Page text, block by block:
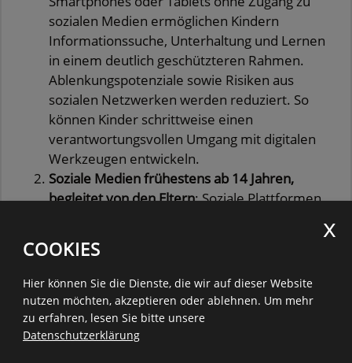
sozialen Medien ermöglichen Kindern
Informationssuche, Unterhaltung und Lernen
in einem deutlich geschützteren Rahmen.
Ablenkungspotenziale sowie Risiken aus
sozialen Netzwerken werden reduziert. So
können Kinder schrittweise einen
verantwortungsvollen Umgang mit digitalen
Werkzeugen entwickeln.
Soziale Medien frühestens ab 14 Jahren,
begleitet von den Eltern: Soziale Plattformen
auch unterschiedliche betrachtet werden. Sie
haben aber gemeinsam, dass sie mit
Belohnungsmechanismen und sozialem
Vergleich arbeiten – Herausforderungen, die
insbesondere junge Menschen überfordern
können. Eine Nutzung wird deshalb frühestens
COOKIES
Hier können Sie die Dienste, die wir auf dieser Website
nutzen möchten, akzeptieren oder ablehnen. Um mehr
zu erfahren, lesen Sie bitte unsere
Datenschutzerklärung